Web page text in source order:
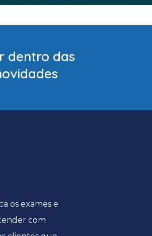
dentro das
os exames e
com